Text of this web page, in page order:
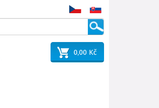
0,00 Kč